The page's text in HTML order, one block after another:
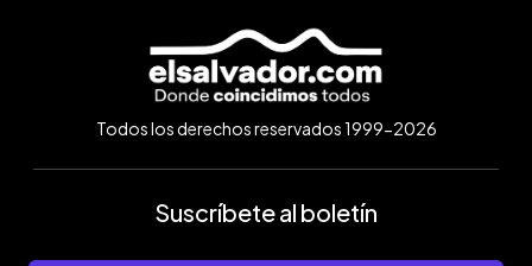
Todos los derechos reservados 1999-2026
Suscríbete al boletín